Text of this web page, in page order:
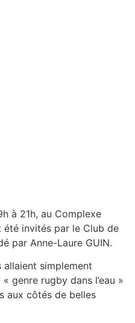
à 21h, au Complexe
été invités par le Club de
par Anne-Laure GUIN.
allaient simplement
genre rugby dans l’eau »
aux côtés de belles